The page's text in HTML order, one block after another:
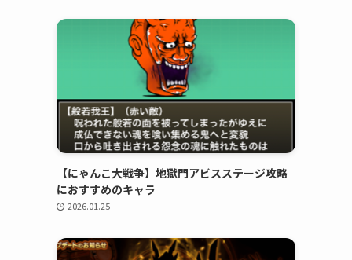
【にゃんこ大戦争】地獄門アビスステージ攻略
におすすめのキャラ
2026.01.25